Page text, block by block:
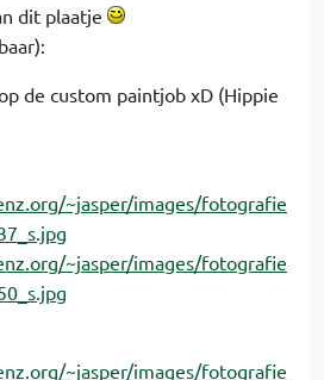
dit plaatje
de custom paintjob xD (Hippie